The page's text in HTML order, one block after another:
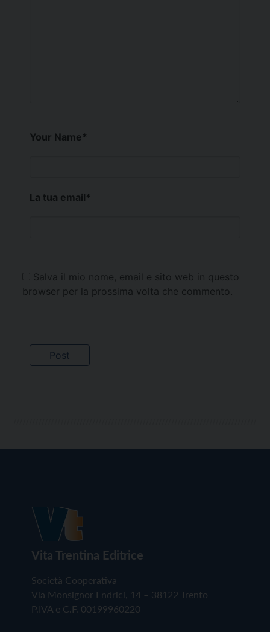
Your Name*
La tua email*
Salva il mio nome, email e sito web in questo
browser per la prossima volta che commento.
Vita Trentina Editrice
Società Cooperativa
Via Monsignor Endrici, 14 – 38122 Trento
P.IVA e C.F. 00199960220